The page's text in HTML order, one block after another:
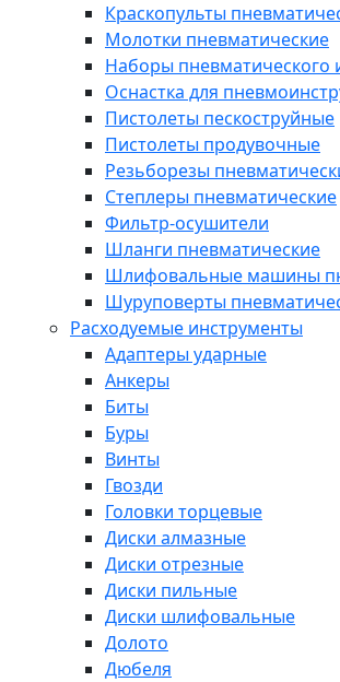
Краскопульты
Молотки пневматические
Наборы пневматического
Оснастка для
Пистолеты пескоструйные
Пистолеты продувочные
Резьборезы
Степлеры пневматические
Фильтр-осушители
Шланги пневматические
Шлифовальные машины
Шуруповерты
Расходуемые инструменты
Адаптеры ударные
Анкеры
Биты
Буры
Винты
Гвозди
Головки торцевые
Диски алмазные
Диски отрезные
Диски пильные
Диски шлифовальные
Долото
Дюбеля